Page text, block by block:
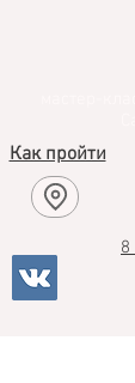
8
Как пройти